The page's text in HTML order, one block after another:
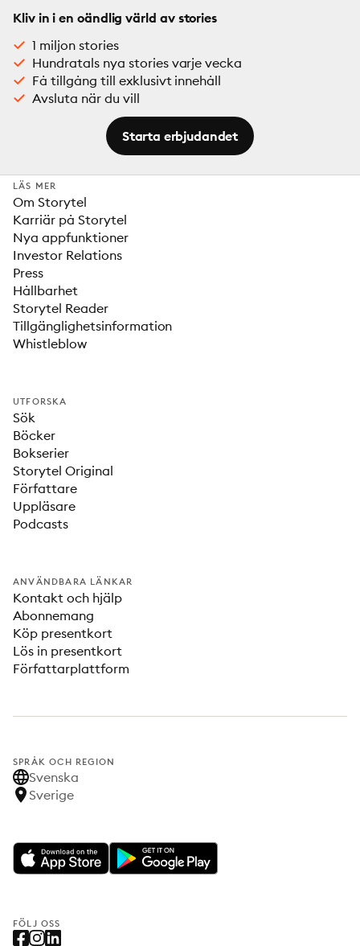
Kliv in i en oändlig värld av stories
1 miljon stories
Hundratals nya stories varje vecka
Få tillgång till exklusivt innehåll
Avsluta när du vill
Starta erbjudandet
LÄS MER
Om Storytel
Karriär på Storytel
Nya appfunktioner
Investor Relations
Press
Hållbarhet
Storytel Reader
Tillgänglighetsinformation
Whistleblow
UTFORSKA
Sök
Böcker
Bokserier
Storytel Original
Författare
Uppläsare
Podcasts
ANVÄNDBARA LÄNKAR
Kontakt och hjälp
Abonnemang
Köp presentkort
Lös in presentkort
Författarplattform
SPRÅK OCH REGION
Svenska
Sverige
FÖLJ OSS